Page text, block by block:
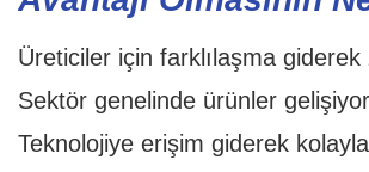
Üreticiler için farklılaşma giderek
Sektör genelinde ürünler
Teknolojiye erişim giderek